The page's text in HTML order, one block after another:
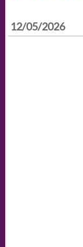
12/05/2026